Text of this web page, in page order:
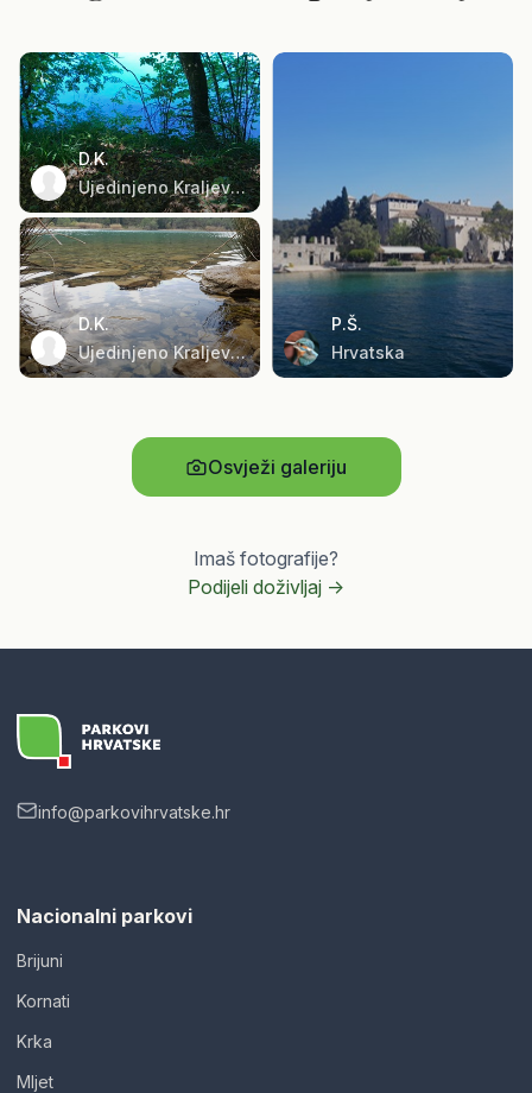
D.K.
Ujedinjeno Kraljevstvo
D.K.
Ujedinjeno Kraljevstvo
P.Š.
Hrvatska
Osvježi galeriju
Imaš fotografije?
Podijeli doživljaj ->
info@parkovihrvatske.hr
Nacionalni parkovi
Brijuni
Kornati
Krka
Mljet